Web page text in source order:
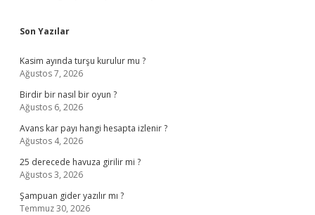
Son Yazılar
Kasim ayında turşu kurulur mu ?
Ağustos 7, 2026
Birdir bir nasıl bir oyun ?
Ağustos 6, 2026
Avans kar payı hangi hesapta izlenir ?
Ağustos 4, 2026
25 derecede havuza girilir mi ?
Ağustos 3, 2026
Şampuan gider yazılır mı ?
Temmuz 30, 2026